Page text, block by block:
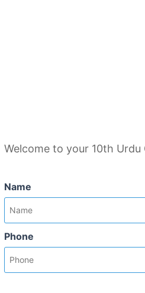
Welcome to your 10th
Name
Phone